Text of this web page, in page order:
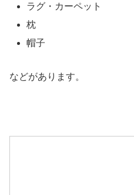
ラグ・カーペット
枕
帽子
などがあります。